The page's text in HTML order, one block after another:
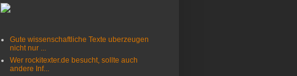
Gute wissenschaftliche Texte uberzeugen
nicht nur ...
Wer rockitexter.de besucht, sollte auch
andere Inf...